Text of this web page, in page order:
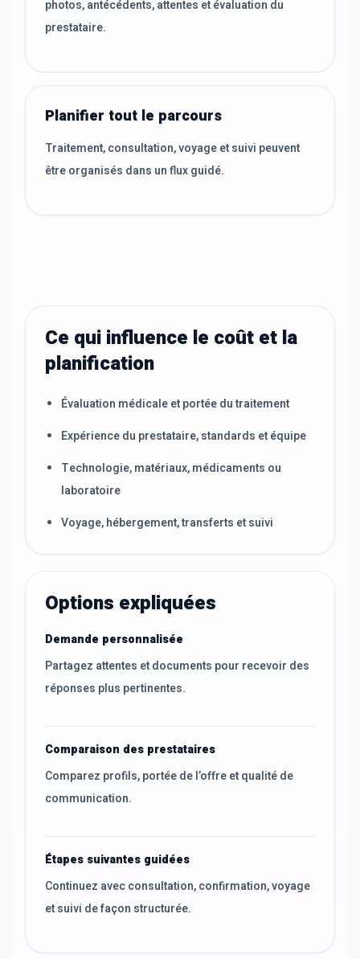
photos, antécédents, attentes et évaluation du
prestataire.
Planifier tout le parcours
Traitement, consultation, voyage et suivi peuvent
être organisés dans un flux guidé.
Ce qui influence le coût et la
planification
Évaluation médicale et portée du traitement
Expérience du prestataire, standards et équipe
Technologie, matériaux, médicaments ou
laboratoire
Voyage, hébergement, transferts et suivi
Options expliquées
Demande personnalisée
Partagez attentes et documents pour recevoir des
réponses plus pertinentes.
Comparaison des prestataires
Comparez profils, portée de l’offre et qualité de
communication.
Étapes suivantes guidées
Continuez avec consultation, confirmation, voyage
et suivi de façon structurée.